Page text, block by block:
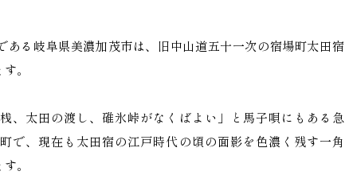
ある岐阜県美濃加茂市は、旧中山道五十一次の宿場町太田宿
。
、太田の渡し、碓氷峠がなくばよい」と馬子唄にもある急
で、現在も太田宿の江戸時代の頃の面影を色濃く残す一角
。